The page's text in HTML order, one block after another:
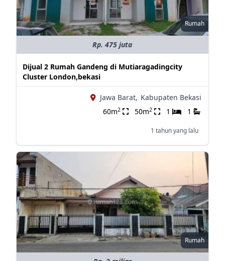
Rumah
Rp. 475 juta
Dijual 2 Rumah Gandeng di Mutiaragadingcity
Cluster London,bekasi
Jawa Barat, Kabupaten Bekasi
60m2 50m2 1 1
1 tahun yang lalu
Rumah